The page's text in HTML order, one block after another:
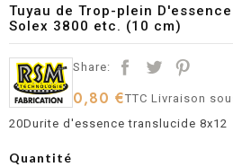
Tuyau de Trop-plein
Solex 3800 etc. (10 cm)
Share:
0,80 €TTCLivraison
20Durite d'essence translucide 8x12
Quantité